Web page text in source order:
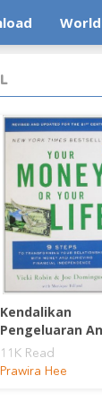
Kendalikan
Pengeluaran
Secara Sadar
11K Read
Prawira Hee